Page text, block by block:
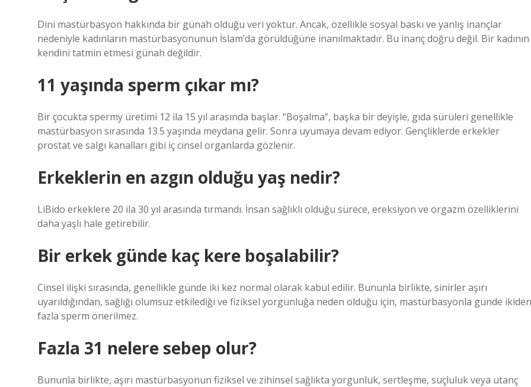
Dini mastürbasyon hakkında bir günah olduğu veri yoktur. Ancak, özellikle sosyal baskı ve yanlış inançlar
nedeniyle kadınların mastürbasyonunun İslam’da görüldüğüne inanılmaktadır. Bu inanç doğru değil. Bir kadının
kendini tatmin etmesi günah değildir.
11 yaşında sperm çıkar mı?
Bir çocukta spermy üretimi 12 ila 15 yıl arasında başlar. “Boşalma”, başka bir deyişle, gıda sürüleri genellikle
mastürbasyon sırasında 13.5 yaşında meydana gelir. Sonra uyumaya devam ediyor. Gençliklerde erkekler
prostat ve salgı kanalları gibi iç cinsel organlarda gözlenir.
Erkeklerin en azgın olduğu yaş nedir?
LiBido erkeklere 20 ila 30 yıl arasında tırmandı. İnsan sağlıklı olduğu sürece, ereksiyon ve orgazm özelliklerini
daha yaşlı hale getirebilir.
Bir erkek günde kaç kere boşalabilir?
Cinsel ilişki sırasında, genellikle günde iki kez normal olarak kabul edilir. Bununla birlikte, sinirler aşırı
uyarıldığından, sağlığı olumsuz etkilediği ve fiziksel yorgunluğa neden olduğu için, mastürbasyonla günde ikiden
fazla sperm önerilmez.
Fazla 31 nelere sebep olur?
Bununla birlikte, aşırı mastürbasyonun fiziksel ve zihinsel sağlıkta yorgunluk, sertleşme, suçluluk veya utanç